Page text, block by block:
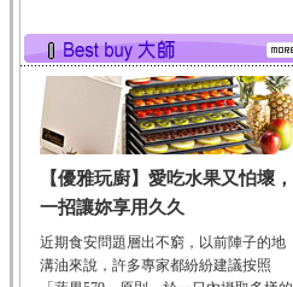
有蛋白質、脂肪、磷...
鮪魚
鮪魚肚肉中的不飽和脂
肪酸內富含EPA和DH...
韭菜
韭菜所含的膳食纖維能
幫助消化與通便；揮...
冬瓜
冬瓜營養價值高，鈉含
量極低是水腫病人的...
【優雅玩廚】愛吃水果又怕壞，
一招讓妳享用久久
近期食安問題層出不窮，以前陣子的地
溝油來說，許多專家都紛紛建議按照